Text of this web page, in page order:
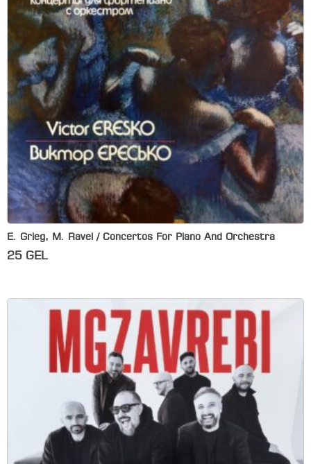
E. Grieg, M. Ravel / Concertos For Piano And Orchestra
25 GEL